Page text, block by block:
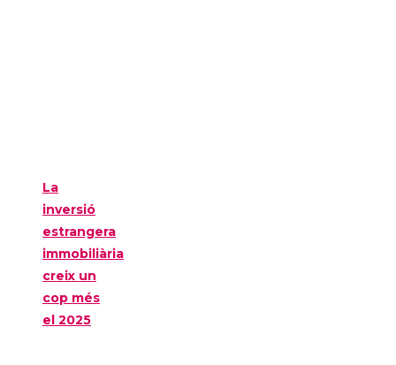
La
inversió
estrangera
immobiliària
creix un
cop més
el 2025